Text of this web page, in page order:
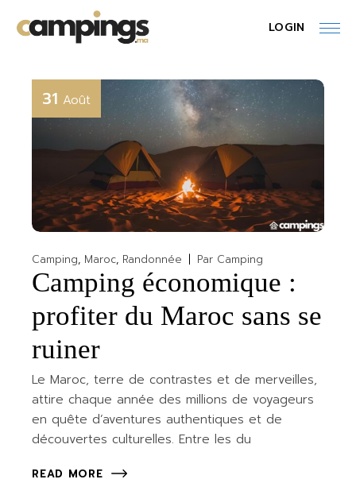
the
content
LOGIN
31 Août
Camping Maroc Randonnée Par Camping
Camping économique :
profiter du Maroc sans se
ruiner
Le Maroc, terre de contrastes et de merveilles,
attire chaque année des millions de voyageurs
en quête d’aventures authentiques et de
découvertes culturelles. Entre les du
READ MORE